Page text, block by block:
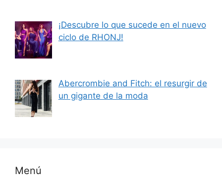
¡Descubre lo que sucede en el nuevo
ciclo de RHONJ!
Abercrombie and Fitch: el resurgir de
un gigante de la moda
Menú